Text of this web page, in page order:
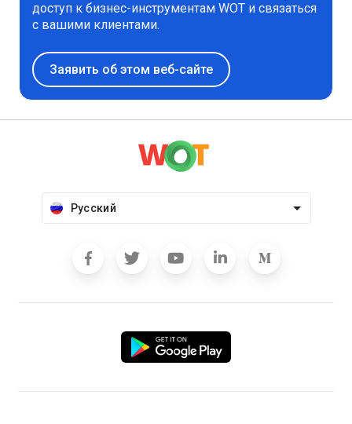
доступ к бизнес-инструментам WOT и связаться
с вашими клиентами.
Заявить об этом веб-сайте
Русский